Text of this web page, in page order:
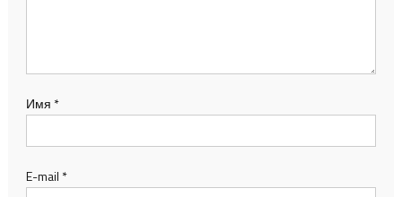
Имя *
E-mail *